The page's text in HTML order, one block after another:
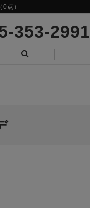
0点）
353-2991